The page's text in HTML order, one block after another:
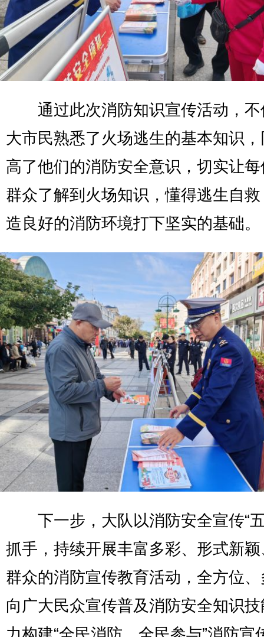
通过此次消防知识宣传活动，不
大市民熟悉了火场逃生的基本知识
高了他们的消防安全意识，切实让
群众了解到火场知识，懂得逃生自
造良好的消防环境打下坚实的基础。
下一步，大队以消防安全宣传“五
抓手，持续开展丰富多彩、形式新
群众的消防宣传教育活动，全方位
向广大民众宣传普及消防安全知识